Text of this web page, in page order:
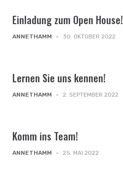
Einladung zum Open House!
ANNETHAMM - 30. OKTOBER 2022
Lernen Sie uns kennen!
ANNETHAMM - 2. SEPTEMBER 2022
Komm ins Team!
ANNETHAMM - 25. MAI 2022